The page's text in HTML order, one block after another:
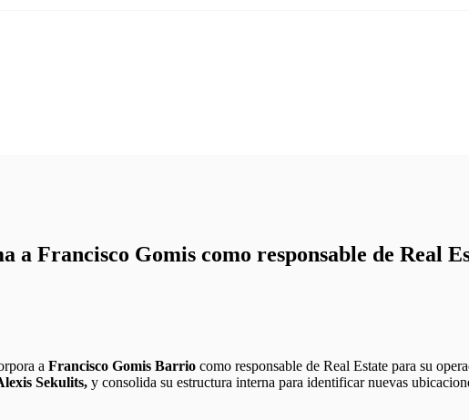
a Francisco Gomis como responsable de Real
a Francisco Gomis Barrio como responsable de Real Estate para su
Sekulits, y consolida su estructura interna para identificar nuevas